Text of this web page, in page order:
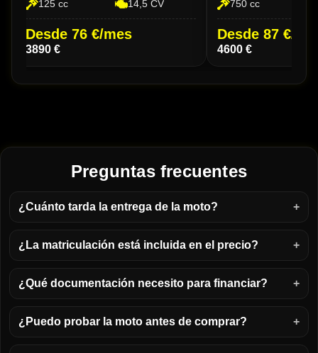
125 cc
14,5 CV
Desde 76 €/mes
3890 €
750 cc
Desde 87 €/
4600 €
Preguntas frecuentes
¿Cuánto tarda la entrega de la moto?
¿La matriculación está incluida en el precio?
¿Qué documentación necesito para financiar?
¿Puedo probar la moto antes de comprar?